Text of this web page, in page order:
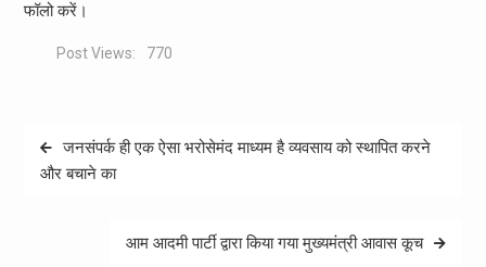
फॉलो करें।
Post Views: 770
Post
navigation
जनसंपर्क ही एक ऐसा भरोसेमंद माध्यम है व्यवसाय को स्थापित करने
और बचाने का
आम आदमी पार्टी द्वारा किया गया मुख्यमंत्री आवास कूच